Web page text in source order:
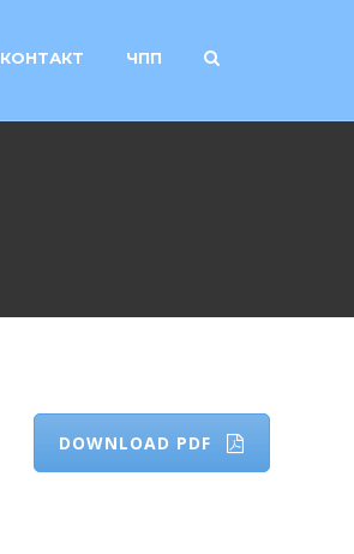
КОНТАКТ ЧПП
DOWNLOAD PDF